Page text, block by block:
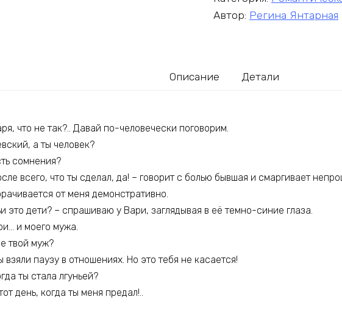
Автор: Регина Янтарная
Описание Детали
что не так?.. Давай по-человечески поговорим.
а ты человек?
сомнения?
всего, что ты сделал, да! – говорит с болью бывшая и смаргивает
от меня демонстративно.
это дети? – спрашиваю у Вари, заглядывая в её темно-синие глаза.
и моего мужа.
твой муж?
паузу в отношениях. Но это тебя не касается!
ты стала лгуньей?
день, когда ты меня предал!..